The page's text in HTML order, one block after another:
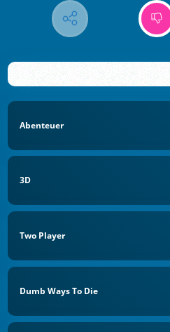
Abenteuer
3D
Two Player
Dumb Ways To Die